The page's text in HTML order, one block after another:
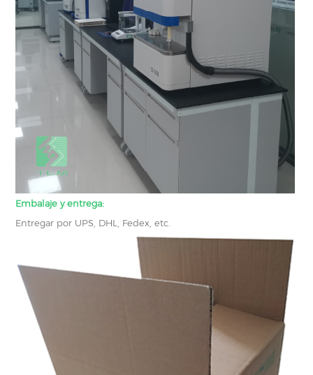
Embalaje y entrega:
Entregar por UPS, DHL, Fedex, etc.